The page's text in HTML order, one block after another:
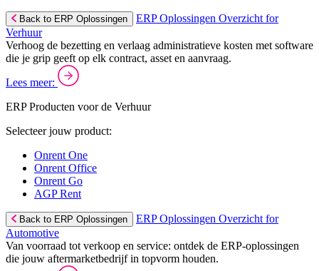
Back to ERP Oplossingen
ERP Oplossingen Overzicht for
Verhuur
Verhoog de bezetting en verlaag administratieve kosten met software
die je grip geeft op elk contract, asset en aanvraag.
Lees meer:
ERP Producten voor de Verhuur
Selecteer jouw product:
Onrent One
Onrent Office
Onrent Go
AGP Rent
Back to ERP Oplossingen
ERP Oplossingen Overzicht for
Automotive
Van voorraad tot verkoop en service: ontdek de ERP-oplossingen
die jouw aftermarketbedrijf in topvorm houden.